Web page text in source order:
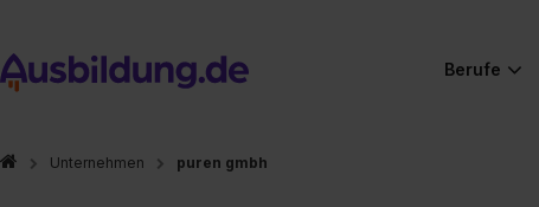
Berufe
Unternehmen puren gmbh